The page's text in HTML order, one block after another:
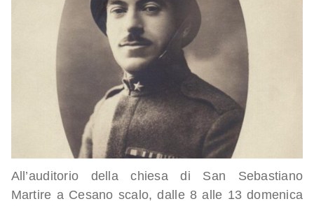
All’auditorio della chiesa di San Sebastiano
Martire a Cesano scalo, dalle 8 alle 13 domenica